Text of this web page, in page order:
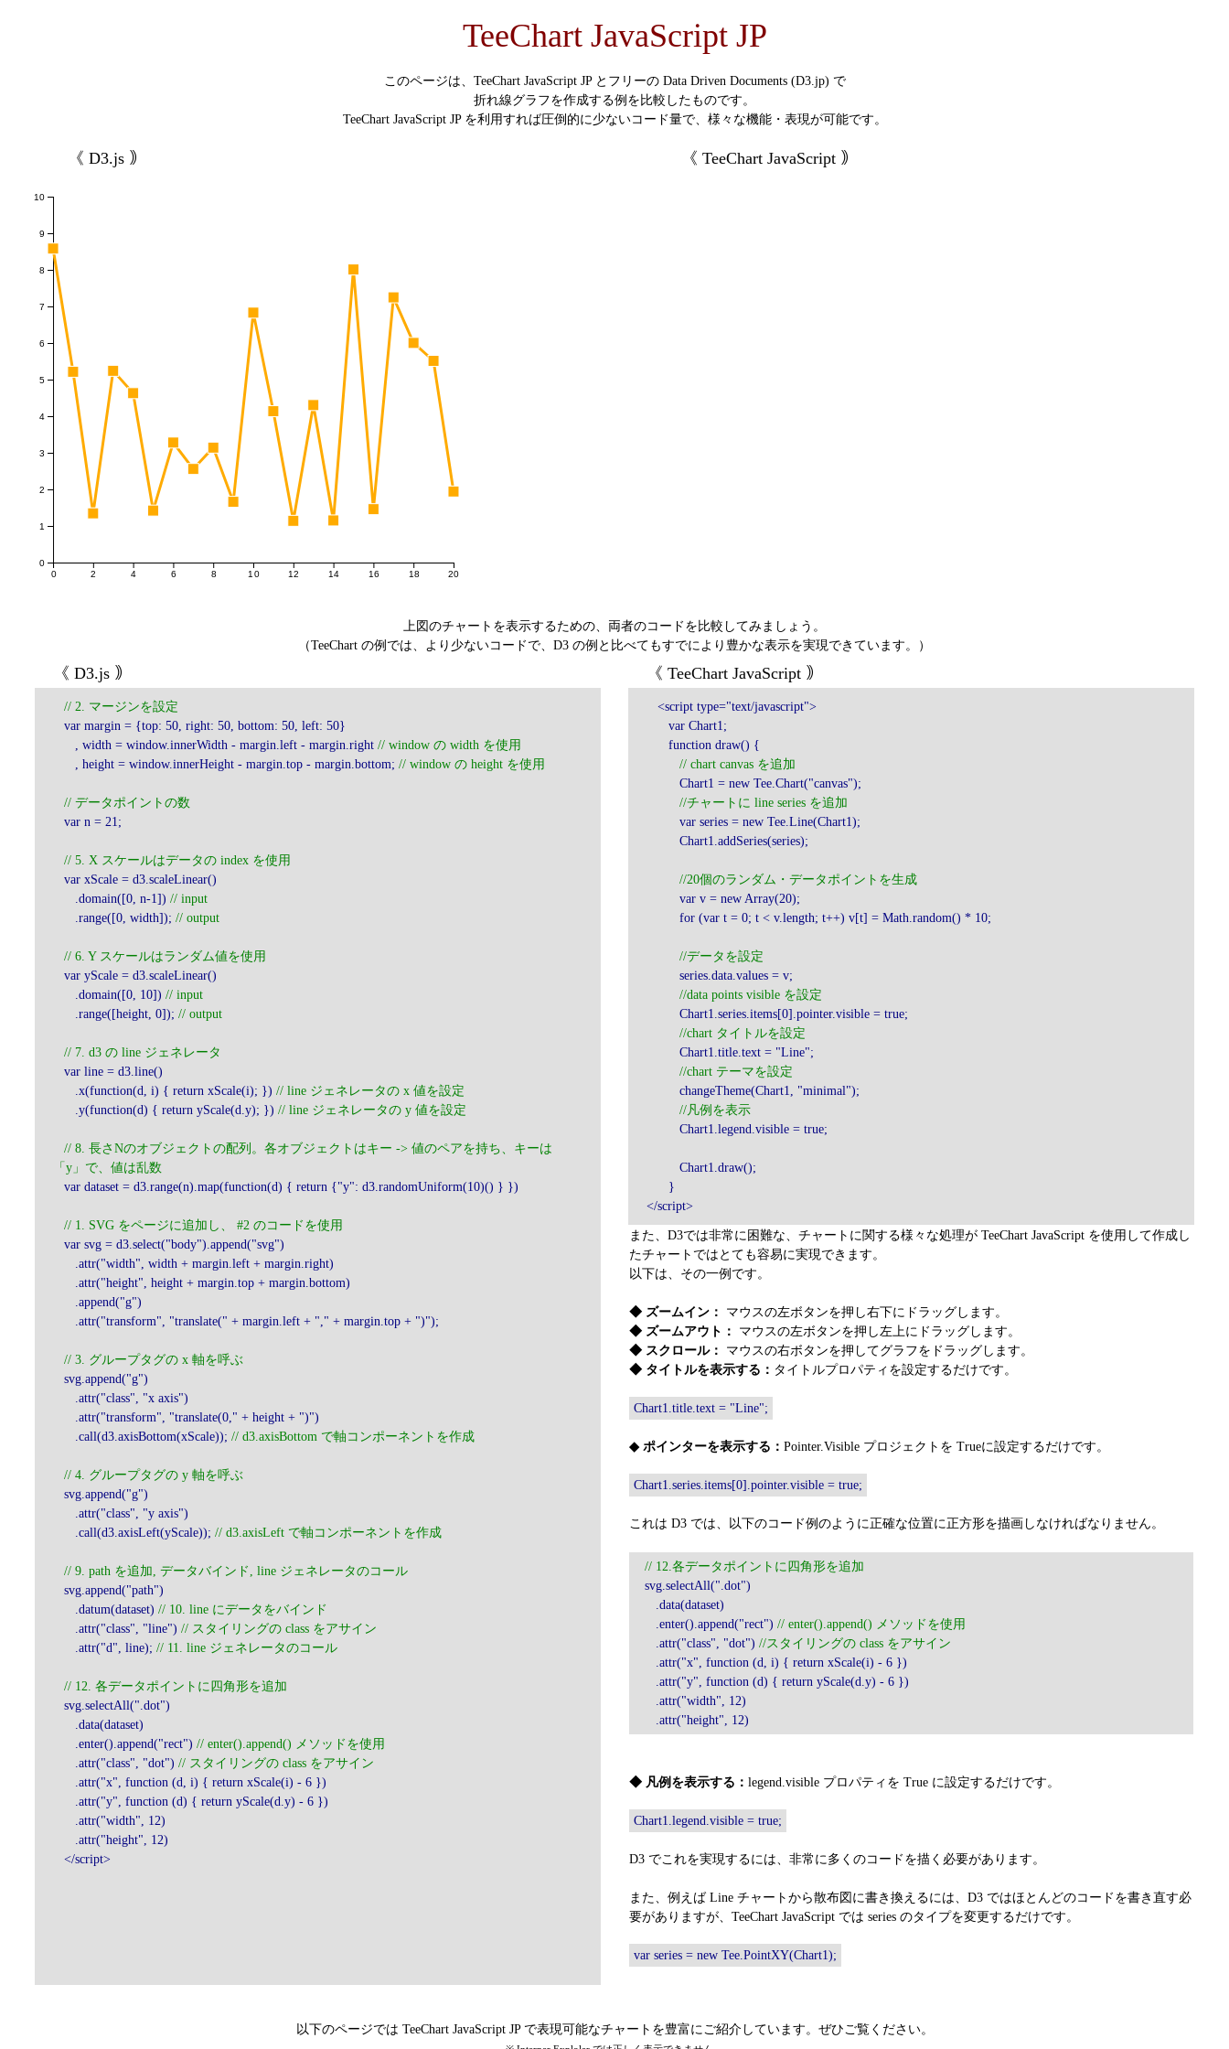
TeeChart JavaScript JP
このページは、TeeChart JavaScript JP とフリーの Data Driven Documents (D3.jp) で
折れ線グラフを作成する例を比較したものです。
TeeChart JavaScript JP を利用すれば圧倒的に少ないコード量で、様々な機能・表現が可能です。
《 TeeChart JavaScript ｠
《 D3.js ｠
0 2 4 6 8 10 12 14 16 18 20
0
1
2
3
4
5
6
7
8
9
10
上図のチャートを表示するための、両者のコードを比較してみましょう。
（TeeChart の例では、より少ないコードで、D3 の例と比べてもすでにより豊かな表示を実現できています。）
《 D3.js ｠ 《 TeeChart JavaScript ｠
// 2. マージンを設定
var margin = {top: 50, right: 50, bottom: 50, left: 50}
, width = window.innerWidth - margin.left - margin.right // window の width を使用
, height = window.innerHeight - margin.top - margin.bottom; // window の height を使用
// データポイントの数
var n = 21;
// 5. X スケールはデータの index を使用
var xScale = d3.scaleLinear()
.domain([0, n-1]) // input
.range([0, width]); // output
// 6. Y スケールはランダム値を使用
var yScale = d3.scaleLinear()
.domain([0, 10]) // input
.range([height, 0]); // output
// 7. d3 の line ジェネレータ
var line = d3.line()
.x(function(d, i) { return xScale(i); }) // line ジェネレータの x 値を設定
.y(function(d) { return yScale(d.y); }) // line ジェネレータの y 値を設定
// 8. 長さNのオブジェクトの配列。各オブジェクトはキー -> 値のペアを持ち、キーは
「y」で、値は乱数
var dataset = d3.range(n).map(function(d) { return {"y": d3.randomUniform(10)() } })
// 1. SVG をページに追加し、 #2 のコードを使用
var svg = d3.select("body").append("svg")
.attr("width", width + margin.left + margin.right)
.attr("height", height + margin.top + margin.bottom)
.append("g")
.attr("transform", "translate(" + margin.left + "," + margin.top + ")");
// 3. グループタグの x 軸を呼ぶ
svg.append("g")
.attr("class", "x axis")
.attr("transform", "translate(0," + height + ")")
.call(d3.axisBottom(xScale)); // d3.axisBottom で軸コンポーネントを作成
// 4. グループタグの y 軸を呼ぶ
svg.append("g")
.attr("class", "y axis")
.call(d3.axisLeft(yScale)); // d3.axisLeft で軸コンポーネントを作成
// 9. path を追加, データバインド, line ジェネレータのコール
svg.append("path")
.datum(dataset) // 10. line にデータをバインド
.attr("class", "line") // スタイリングの class をアサイン
.attr("d", line); // 11. line ジェネレータのコール
// 12. 各データポイントに四角形を追加
svg.selectAll(".dot")
.data(dataset)
.enter().append("rect") // enter().append() メソッドを使用
.attr("class", "dot") // スタイリングの class をアサイン
.attr("x", function (d, i) { return xScale(i) - 6 })
.attr("y", function (d) { return yScale(d.y) - 6 })
.attr("width", 12)
.attr("height", 12)
</script>
<script type="text/javascript">
var Chart1;
function draw() {
// chart canvas を追加
Chart1 = new Tee.Chart("canvas");
//チャートに line series を追加
var series = new Tee.Line(Chart1);
Chart1.addSeries(series);
//20個のランダム・データポイントを生成
var v = new Array(20);
for (var t = 0; t < v.length; t++) v[t] = Math.random() * 10;
//データを設定
series.data.values = v;
//data points visible を設定
Chart1.series.items[0].pointer.visible = true;
//chart タイトルを設定
Chart1.title.text = "Line";
//chart テーマを設定
changeTheme(Chart1, "minimal");
//凡例を表示
Chart1.legend.visible = true;
Chart1.draw();
}
</script>
また、D3では非常に困難な、チャートに関する様々な処理が TeeChart JavaScript を使用して作成し
たチャートではとても容易に実現できます。
以下は、その一例です。
◆ ズームイン：
マウスの左ボタンを押し右下にドラッグします。
◆ ズームアウト：
マウスの左ボタンを押し左上にドラッグします。
◆ スクロール：
マウスの右ボタンを押してグラフをドラッグします。
◆ タイトルを表示する： タイトルプロパティを設定するだけです。
Chart1.title.text = "Line";
◆ ポインターを表示する： Pointer.Visible プロジェクトを Trueに設定するだけです。
Chart1.series.items[0].pointer.visible = true;
これは D3 では、以下のコード例のように正確な位置に正方形を描画しなければなりません。
// 12.各データポイントに四角形を追加
svg.selectAll(".dot")
.data(dataset)
.enter().append("rect") // enter().append() メソッドを使用
.attr("class", "dot") //スタイリングの class をアサイン
.attr("x", function (d, i) { return xScale(i) - 6 })
.attr("y", function (d) { return yScale(d.y) - 6 })
.attr("width", 12)
.attr("height", 12)
◆ 凡例を表示する： legend.visible プロパティを True に設定するだけです。
Chart1.legend.visible = true;
D3 でこれを実現するには、非常に多くのコードを描く必要があります。
また、例えば Line チャートから散布図に書き換えるには、D3 ではほとんどのコードを書き直す必
要がありますが、TeeChart JavaScript では series のタイプを変更するだけです。
var series = new Tee.PointXY(Chart1);
以下のページでは TeeChart JavaScript JP で表現可能なチャートを豊富にご紹介しています。ぜひご覧ください。